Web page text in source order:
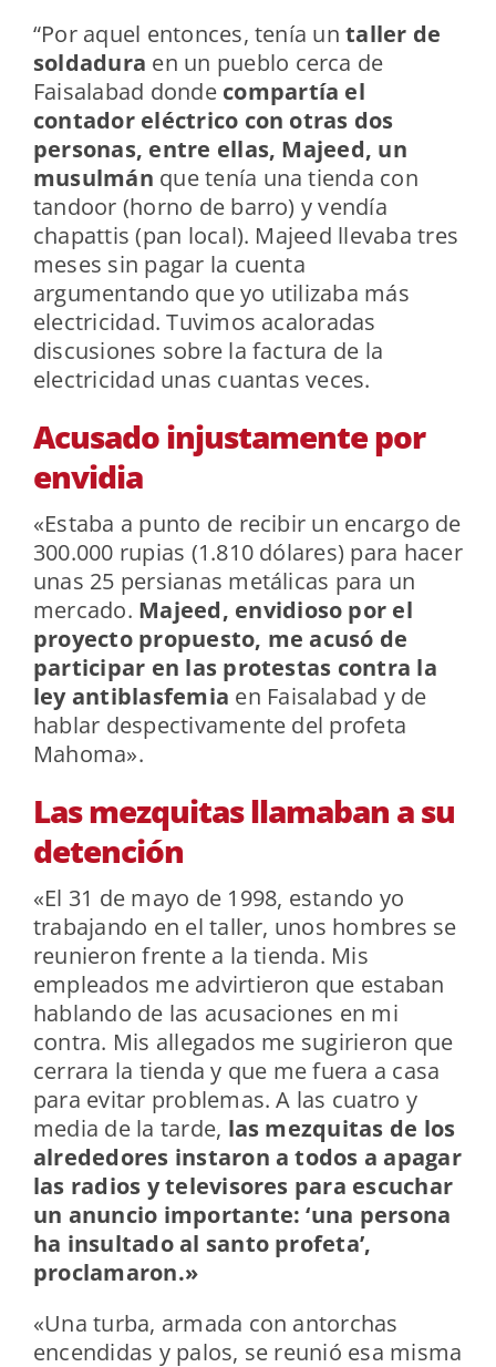
“Por aquel entonces, tenía untaller de
soldadura en un pueblo cerca de
Faisalabad donde compartía el
contador eléctrico con otras dos
personas, entre ellas, Majeed, un
musulmán que tenía una tienda con
tandoor (horno de barro) y vendía
chapattis (pan local). Majeed llevaba tres
meses sin pagar la cuenta
argumentando que yo utilizaba más
electricidad. Tuvimos acaloradas
discusiones sobre la factura de la
electricidad unas cuantas veces.
Acusado injustamente por
envidia
«Estaba a punto de recibir un encargo de
300.000 rupias (1.810 dólares) para hacer
unas 25 persianas metálicas para un
mercado. Majeed, envidioso por el
proyecto propuesto, me acusó de
participar en las protestas contra la
ley antiblasfemia en Faisalabad y de
hablar despectivamente del profeta
Mahoma».
Las mezquitas llamaban a su
detención
«El 31 de mayo de 1998, estando yo
trabajando en el taller, unos hombres se
reunieron frente a la tienda. Mis
empleados me advirtieron que estaban
hablando de las acusaciones en mi
contra. Mis allegados me sugirieron que
cerrara la tienda y que me fuera a casa
para evitar problemas. A las cuatro y
media de la tarde, las mezquitas de los
alrededores instaron a todos a apagar
las radios y televisores para escuchar
un anuncio importante: ‘una persona
ha insultado al santo profeta’,
proclamaron.»
«Una turba, armada con antorchas
encendidas y palos, se reunió esa misma